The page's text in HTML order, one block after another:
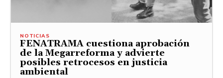
NOTICIAS
FENATRAMA cuestiona aprobación
de la Megarreforma y advierte
posibles retrocesos en justicia
ambiental